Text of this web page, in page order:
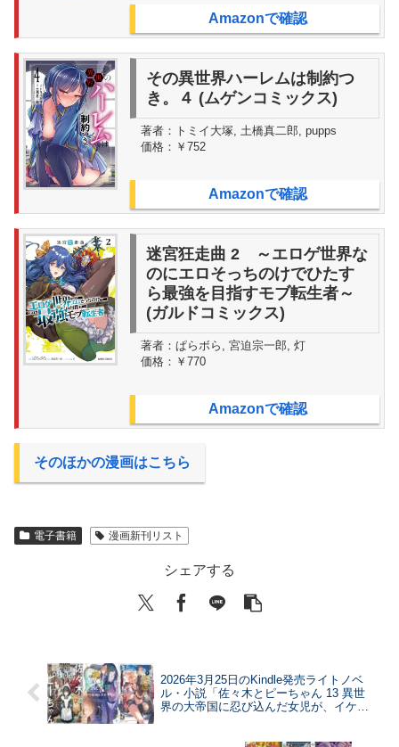
Amazonで確認
その異世界ハーレムは制約つ
き。４ (ムゲンコミックス)
著者： トミイ大塚, 土橋真二郎, pupps
価格： ￥752
Amazonで確認
迷宮狂走曲 2 ～エロゲ世界な
のにエロそっちのけでひたす
ら最強を目指すモブ転生者～
(ガルドコミックス)
著者： ぱらボら, 宮迫宗一郎, 灯
価格： ￥770
Amazonで確認
そのほかの漫画はこちら
電子書籍 漫画新刊リスト
シェアする
2026年3月25日のKindle発売ライトノベ
ル・小説「佐々木とピーちゃん 13 異世
界の大帝国に忍び込んだ女児が、イケオ